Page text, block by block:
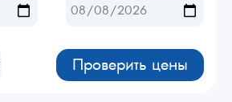
Проверить цены